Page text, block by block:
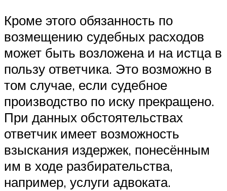
Кроме этого обязанность по
возмещению судебных расходов
может быть возложена и на истца в
пользу ответчика. Это возможно в
том случае, если судебное
производство по иску прекращено.
При данных обстоятельствах
ответчик имеет возможность
взыскания издержек, понесённым
им в ходе разбирательства,
например, услуги адвоката.